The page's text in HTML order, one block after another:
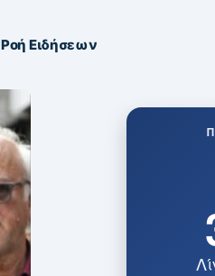
Ροή Ειδήσεων